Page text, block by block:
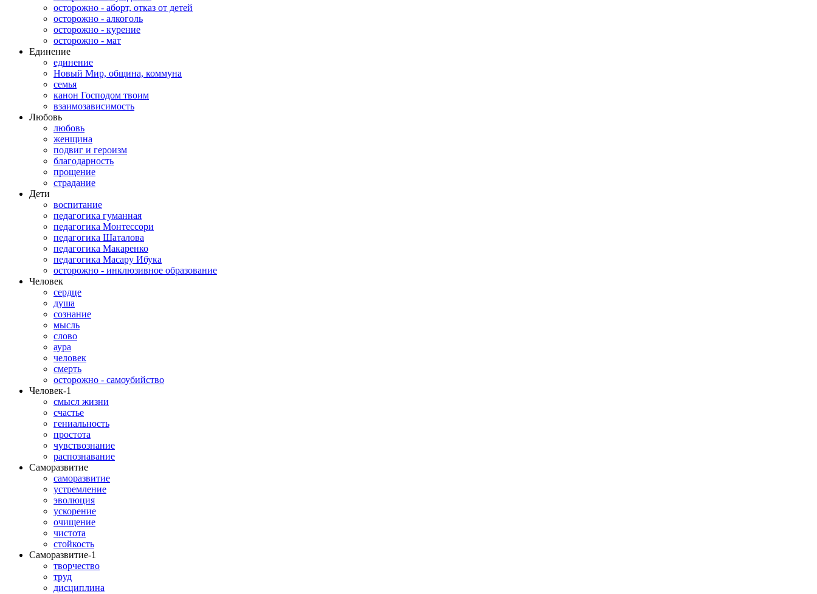
осторожно - аборт, отказ от детей
осторожно - алкоголь
осторожно - курение
осторожно - мат
Единение
единение
Новый Мир, община, коммуна
семья
канон Господом твоим
взаимозависимость
Любовь
любовь
женщина
подвиг и героизм
благодарность
прощение
страдание
Дети
воспитание
педагогика гуманная
педагогика Монтессори
педагогика Шаталова
педагогика Макаренко
педагогика Масару Ибука
осторожно - инклюзивное образование
Человек
сердце
душа
сознание
мысль
слово
аура
человек
смерть
осторожно - самоубийство
Человек-1
смысл жизни
счастье
гениальность
простота
чувствознание
распознавание
Саморазвитие
саморазвитие
устремление
эволюция
ускорение
очищение
чистота
стойкость
Саморазвитие-1
творчество
труд
дисциплина